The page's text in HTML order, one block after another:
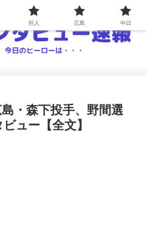
・森下投手、野間選
ュー【全文】
巨人 広島 中日